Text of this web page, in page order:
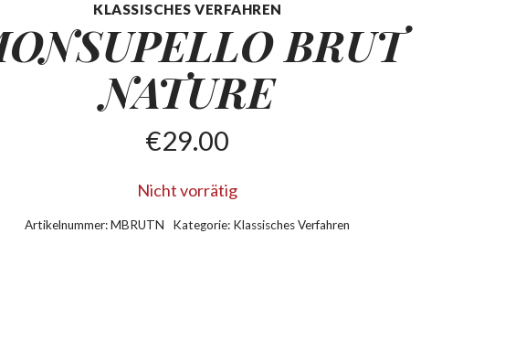
KLASSISCHES VERFAHREN
BRUT
NATURE
€29.00
Nicht vorrätig
Artikelnummer:MBRUTN Kategorie: Klassisches Verfahren